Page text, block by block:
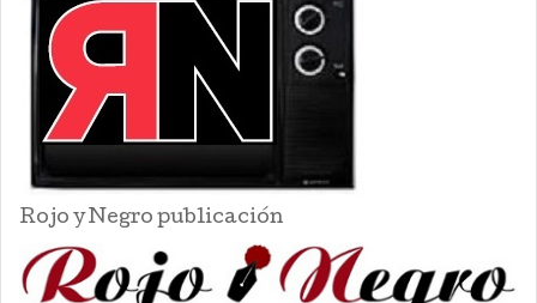
Rojo y Negro publicación